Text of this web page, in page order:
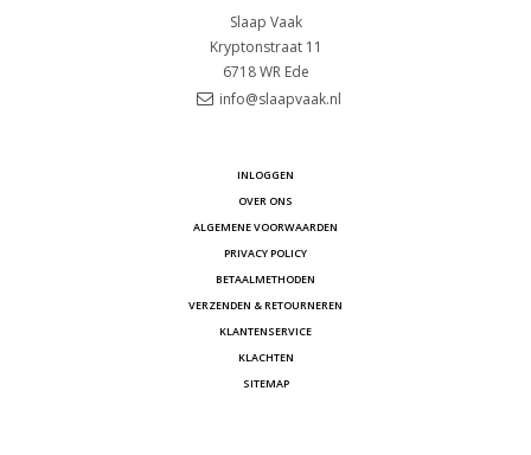
Slaap Vaak
Kryptonstraat 11
6718 WR Ede
info@slaapvaak.nl
INLOGGEN
OVER ONS
ALGEMENE VOORWAARDEN
PRIVACY POLICY
BETAALMETHODEN
VERZENDEN & RETOURNEREN
KLANTENSERVICE
KLACHTEN
SITEMAP